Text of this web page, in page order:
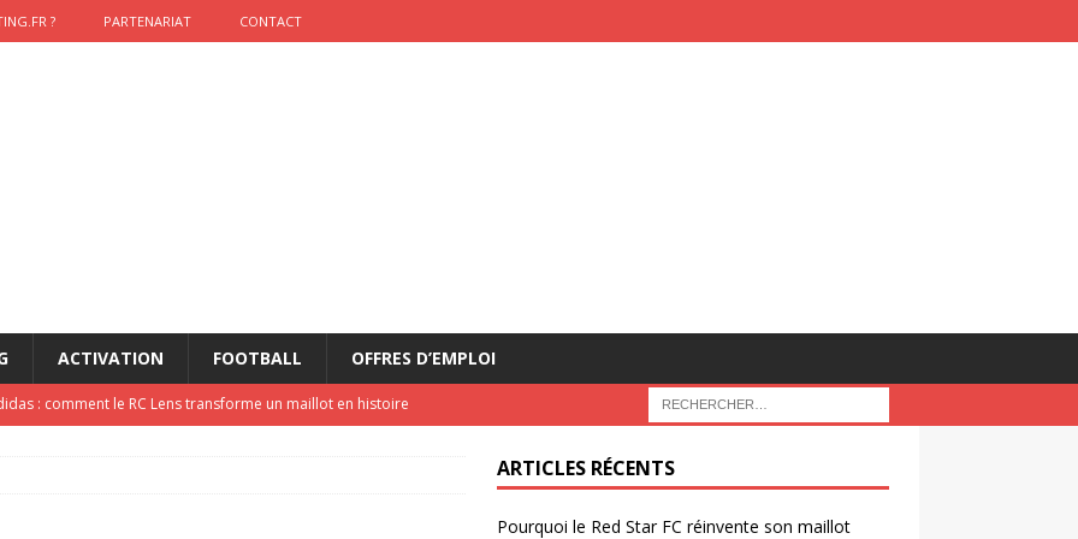
? PARTENARIAT CONTACT
ACTIVATION FOOTBALL OFFRES D’EMPLOI
: comment le RC Lens transforme un maillot en histoire
de Zinedine Zidane par adidas est de retour à
ARTICLES RÉCENTS
Pourquoi le Red Star FC réinvente son maillot